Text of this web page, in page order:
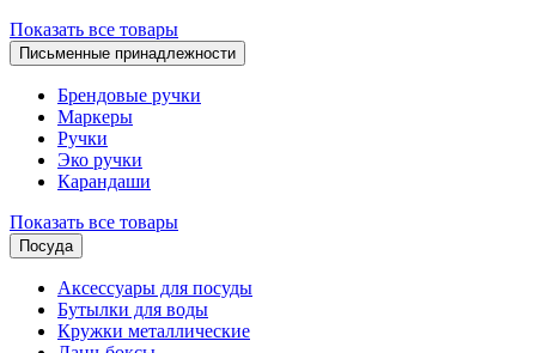
Показать все товары
Письменные принадлежности
Брендовые ручки
Маркеры
Ручки
Эко ручки
Карандаши
Показать все товары
Посуда
Аксессуары для посуды
Бутылки для воды
Кружки металлические